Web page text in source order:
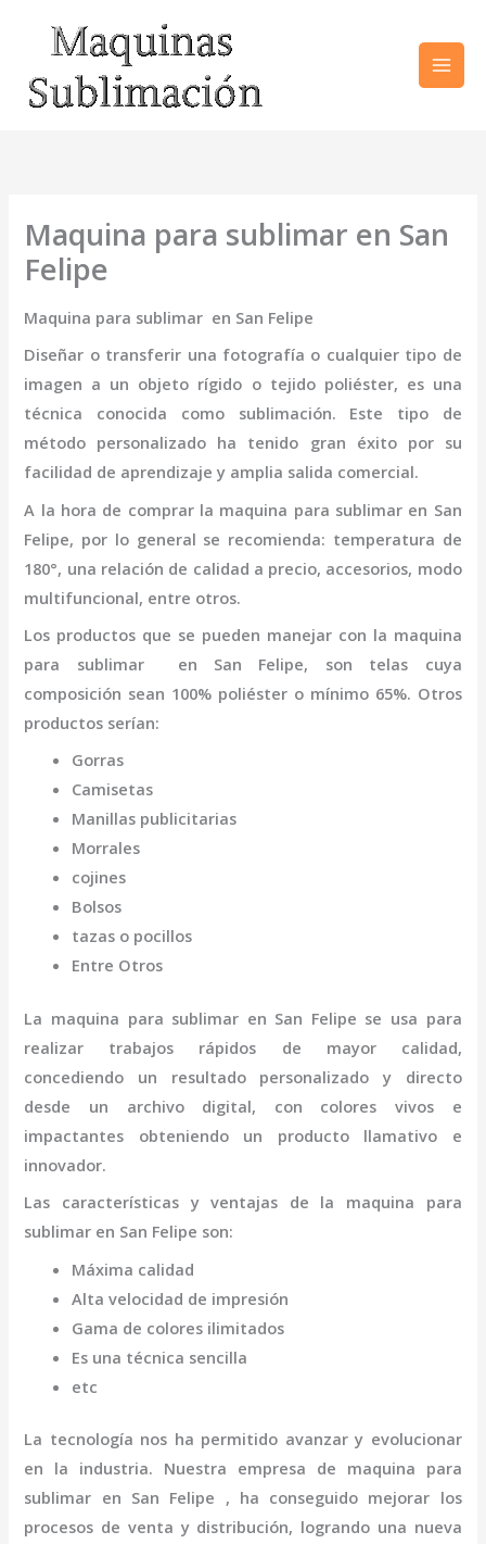
contenido
Maquina para sublimar en San
Felipe
Maquina para sublimar en San Felipe
Diseñar o transferir una fotografía o cualquier tipo de
imagen a un objeto rígido o tejido poliéster, es una
técnica conocida como sublimación. Este tipo de
método personalizado ha tenido gran éxito por su
facilidad de aprendizaje y amplia salida comercial.
A la hora de comprar la maquina para sublimaren San
Felipe, por lo general se recomienda: temperatura de
180°, una relación de calidad a precio, accesorios, modo
multifuncional, entre otros.
Los productos que se pueden manejar con la maquina
para sublimaren San Felipe, son telas cuya
composición sean 100% poliéster o mínimo 65%. Otros
productos serían:
Gorras
Camisetas
Manillas publicitarias
Morrales
cojines
Bolsos
tazas o pocillos
Entre Otros
La maquina para sublimar en San Felipe se usa para
realizar trabajos rápidos de mayor calidad,
concediendo un resultado personalizado y directo
desde un archivo digital, con colores vivos e
impactantes obteniendo un producto llamativo e
innovador.
Las características y ventajas de la maquina para
sublimar en San Felipe son:
Máxima calidad
Alta velocidad de impresión
Gama de colores ilimitados
Es una técnica sencilla
etc
La tecnología nos ha permitido avanzar y evolucionar
en la industria. Nuestra empresa de maquina para
sublimar en San Felipe , ha conseguido mejorar los
procesos de venta y distribución, logrando una nueva